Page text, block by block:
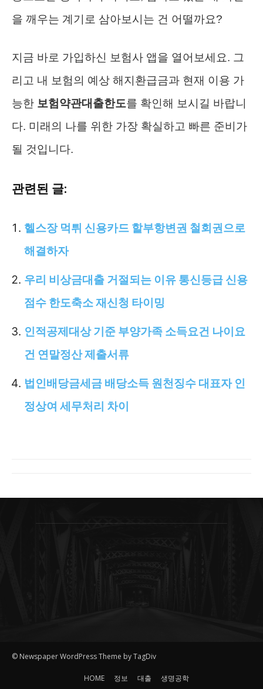
을 깨우는 계기로 삼아보시는 건 어떨까요?
지금 바로 가입하신 보험사 앱을 열어보세요. 그
리고 내 보험의 예상 해지환급금과 현재 이용 가
능한 보험약관대출한도를 확인해 보시길 바랍니
다. 미래의 나를 위한 가장 확실하고 빠른 준비가
될 것입니다.
관련된 글:
헬스장 먹튀 신용카드 할부항변권 철회권으로
해결하자
우리 비상금대출 거절되는 이유 통신등급 신용
점수 한도축소 재신청 타이밍
인적공제대상 기준 부양가족 소득요건 나이요
건 연말정산 제출서류
법인배당금세금 배당소득 원천징수 대표자 인
정상여 세무처리 차이
© Newspaper WordPress Theme by TagDiv
HOME 정보 대출 생명공학